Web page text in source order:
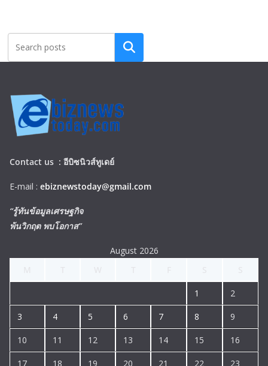
Search
Contact us : อีบิซนิวส์ทูเดย์
E-mail : ebiznewstoday@gmail.com
“รู้ทันข้อมูลเศรษฐกิจ
พ้นวิกฤต พบโอกาส”
August 2026
1 2
3 4 5 6 7 8 9
10 11 12 13 14 15 16
17 18 19 20 21 22 23